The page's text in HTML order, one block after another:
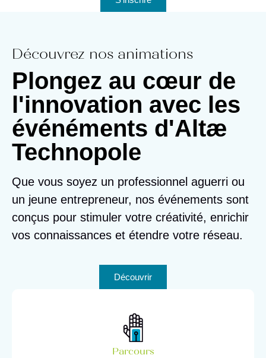
Découvrez nos animations
Plongez au cœur de
l'innovation avec les
événéments d'Altæ
Technopole
Que vous soyez un professionnel aguerri ou
un jeune entrepreneur, nos événements sont
conçus pour stimuler votre créativité, enrichir
vos connaissances et étendre votre réseau.
Découvrir
Parcours